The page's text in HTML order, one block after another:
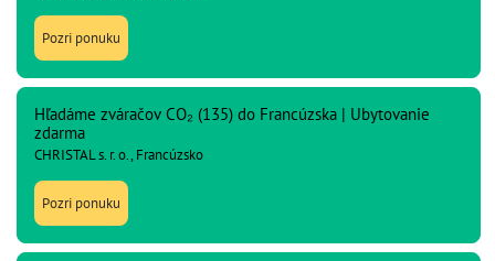
Pozri ponuku
Hľadáme zváračov CO₂ (135) do Francúzska | Ubytovanie
zdarma
CHRISTAL s. r. o., Francúzsko
Pozri ponuku